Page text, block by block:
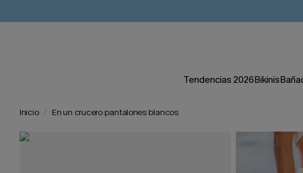
Tendencias 2026Bikinis
Inicio En un crucero pantalones blancos